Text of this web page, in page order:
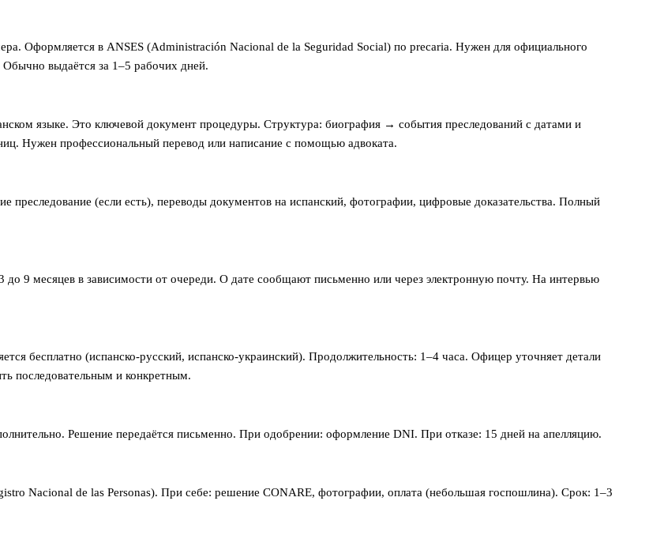
Оформляется в ANSES (Administración Nacional de la Seguridad Social) по precaria. Нужен для официального
Обычно выдаётся за 1–5 рабочих дней.
языке. Это ключевой документ процедуры. Структура: биография → события преследований с датами и
Нужен профессиональный перевод или написание с помощью адвоката.
(если есть), переводы документов на испанский, фотографии, цифровые доказательства. Полный
до 9 месяцев в зависимости от очереди. О дате сообщают письменно или через электронную почту. На интервью
бесплатно (испанско-русский, испанско-украинский). Продолжительность: 1–4 часа. Офицер уточняет детали
последовательным и конкретным.
Решение передаётся письменно. При одобрении: оформление DNI. При отказе: 15 дней на апелляцию.
Nacional de las Personas). При себе: решение CONARE, фотографии, оплата (небольшая госпошлина). Срок: 1–3